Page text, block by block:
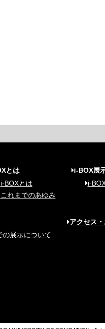
とは
i-BOXとは
これまでのあゆみ
i-BOX展
i-
の展示について
アクセス